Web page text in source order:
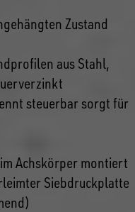
Zustand
aus Stahl,
steuerbar sorgt für
Achskörper montiert
Siebdruckplatte